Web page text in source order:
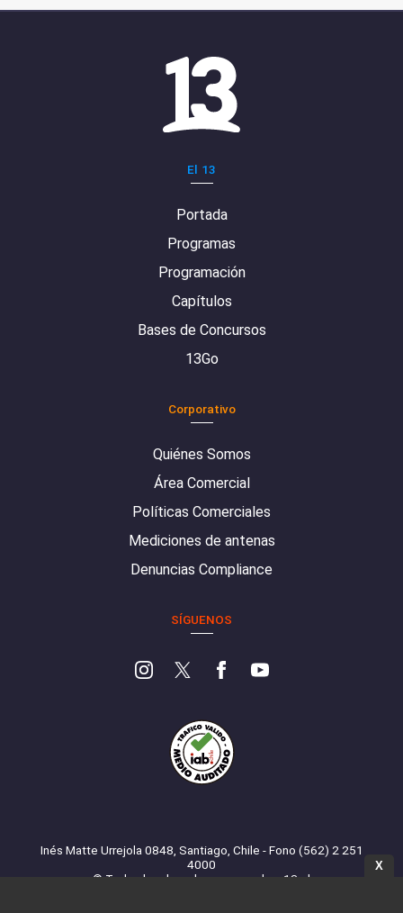
El 13
Portada
Programas
Programación
Capítulos
Bases de Concursos
13Go
Corporativo
Quiénes Somos
Área Comercial
Políticas Comerciales
Mediciones de antenas
Denuncias Compliance
SÍGUENOS
Inés Matte Urrejola 0848, Santiago, Chile - Fono (562) 2 251
4000
© Todos los derechos reservados. 13.cl
X